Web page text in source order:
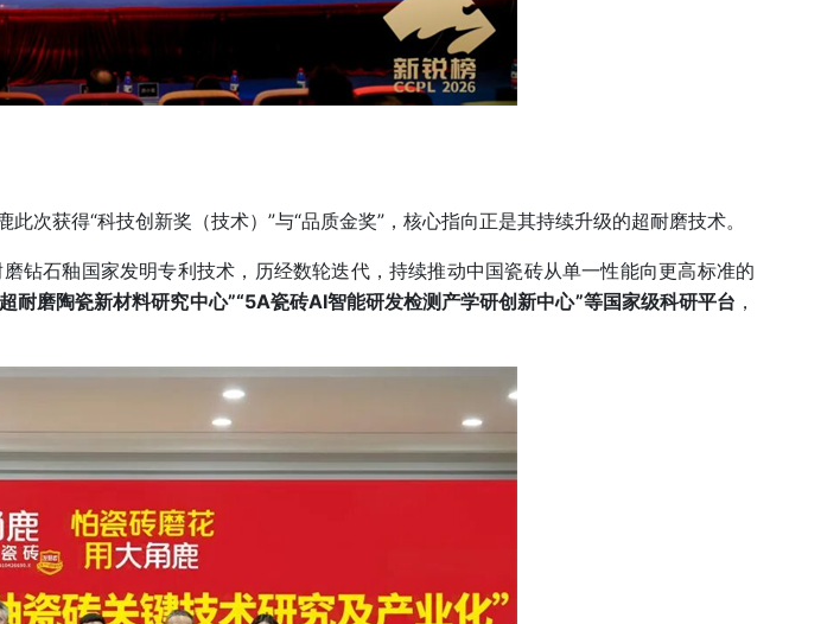
获得“科技创新奖（技术）”与“品质金奖”，核心指向正是其持续升级的超耐磨技术。
钻石釉国家发明专利技术，历经数轮迭代，持续推动中国瓷砖从单一性能向更高标准的
耐磨陶瓷新材料研究中心”“5A瓷砖AI智能研发检测产学研创新中心”等国家级科研平台 ，